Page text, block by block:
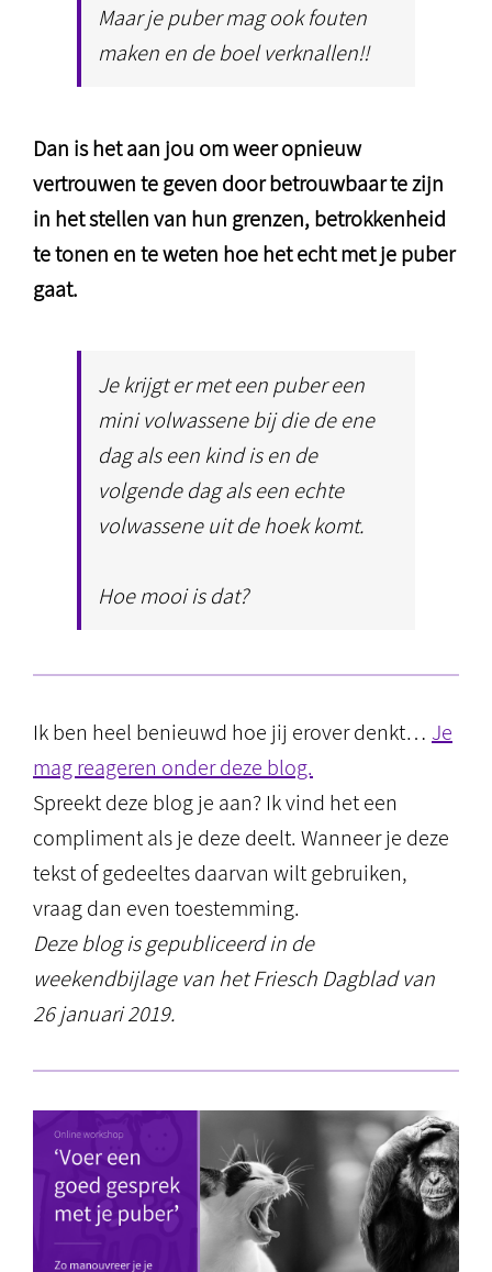
Maar je puber mag ook fouten
maken en de boel verknallen!!
Dan is het aan jou om weer opnieuw
vertrouwen te geven door betrouwbaar te zijn
in het stellen van hun grenzen, betrokkenheid
te tonen en te weten hoe het echt met je puber
gaat.
Je krijgt er met een puber een
mini volwassene bij die de ene
dag als een kind is en de
volgende dag als een echte
volwassene uit de hoek komt.
Hoe mooi is dat?
Ik ben heel benieuwd hoe jij erover denkt… Je
mag reageren onder deze blog.
Spreekt deze blog je aan? Ik vind het een
compliment als je deze deelt. Wanneer je deze
tekst of gedeeltes daarvan wilt gebruiken,
vraag dan even toestemming.
Deze blog is gepubliceerd in de
weekendbijlage van het Friesch Dagblad van
26 januari 2019.